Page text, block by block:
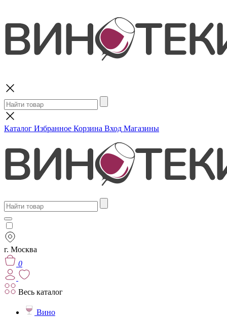
Каталог Избранное Корзина Вход Магазины
г. Москва
0
Весь каталог
Вино